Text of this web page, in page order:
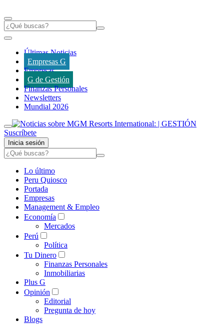
Últimas Noticias
Empresas G
Empresas
G de Gestión
Finanzas Personales
Newsletters
Mundial 2026
Suscríbete
Inicia sesión
Lo último
Peru Quiosco
Portada
Empresas
Management & Empleo
Economía
Mercados
Perú
Política
Tu Dinero
Finanzas Personales
Inmobiliarias
Plus G
Opinión
Editorial
Pregunta de hoy
Blogs